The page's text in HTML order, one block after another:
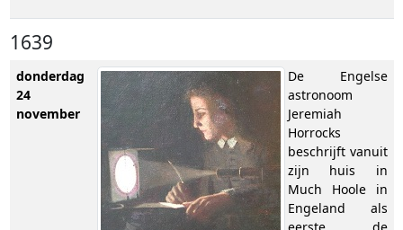
1639
donderdag
24
november
De Engelse
astronoom
Jeremiah
Horrocks
beschrijft vanuit
zijn huis in
Much Hoole in
Engeland als